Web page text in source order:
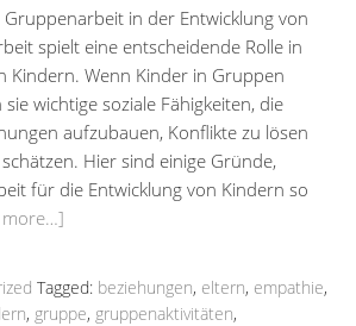
in der Entwicklung von
spielt eine entscheidende Rolle in
Kindern. Wenn Kinder in Gruppen
wichtige soziale Fähigkeiten, die
aufzubauen, Konflikte zu lösen
Hier sind einige Gründe,
für die Entwicklung von Kindern so
more…]
Tagged: beziehungen, eltern, empathie,
, gruppe, gruppenaktivitäten,